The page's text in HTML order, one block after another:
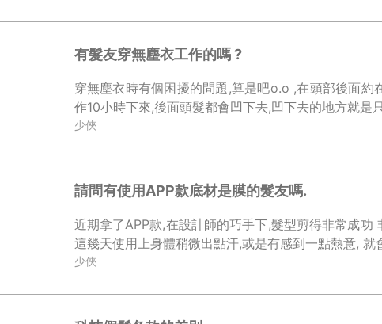
有髮友穿無塵衣工作的嗎 ?
穿無塵衣時有個困擾的問題,算是吧o.o ,在頭部後面
作10小時下來,後面頭髮都會凹下去,凹下去的地方就是
少俠
請問有使用APP款底材是膜的髮友嗎.
近期拿了APP款,在設計師的巧手下,髮型剪得非常成
這幾天使用上身體稍微出點汗,或是有感到一點熱意, 就
少俠